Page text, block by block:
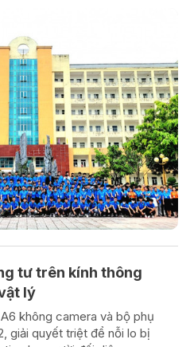
tư trên kính thông
lý
không camera và bộ phụ
giải quyết triệt để nỗi lo bị